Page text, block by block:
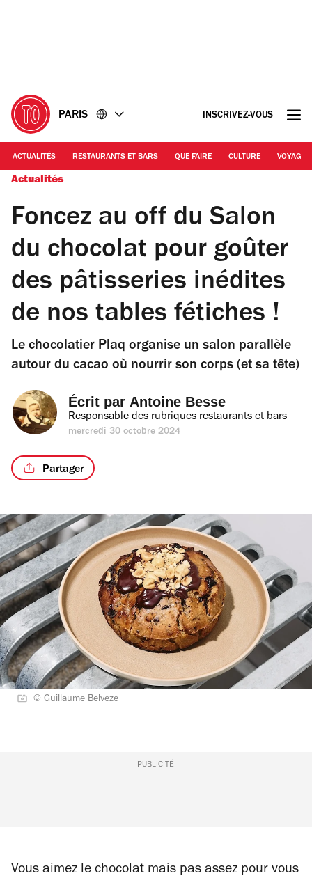
PARIS INSCRIVEZ-VOUS
ACTUALITÉS RESTAURANTS ET BARS QUE FAIRE CULTURE VOYAGE
Actualités
Foncez au off du Salon
du chocolat pour goûter
des pâtisseries inédites
de nos tables fétiches !
Le chocolatier Plaq organise un salon parallèle
autour du cacao où nourrir son corps (et sa tête)
Écrit par Antoine Besse
Responsable des rubriques restaurants et bars
mercredi 30 octobre 2024
Partager
© Guillaume Belveze
PUBLICITÉ
Vous aimez le chocolat mais pas assez pour vous